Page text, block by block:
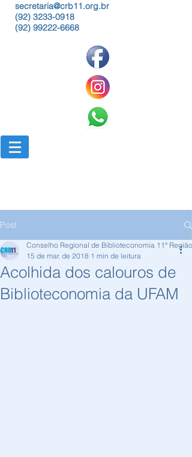
secretaria@crb11.org.br
(92) 3233-0918
(92) 99222-6668
Post
Acolhida dos calouros de
Biblioteconomia da UFAM
Conselho Regional de Biblioteconomia 11ª Região
15 de mar. de 2018 1 min de leitura